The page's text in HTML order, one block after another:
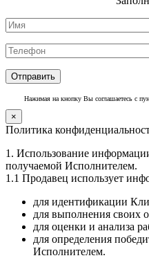
Нажимая на кнопку Вы соглашаетесь с
×
Политика
1. Использование
получаемой Исполнителем.
1.1 Продавец использует
для идентификации
для выполнения своих
для оценки и анализа
для определения
Исполнителем.